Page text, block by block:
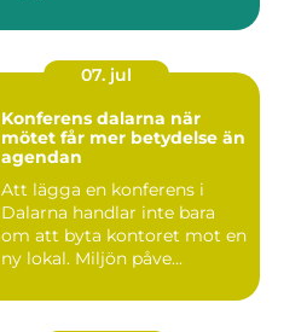
07. jul
Konferens dalarna när
mötet får mer betydelse än
agendan
Att lägga en konferens i
Dalarna handlar inte bara
om att byta kontoret mot en
ny lokal. Miljön påve...